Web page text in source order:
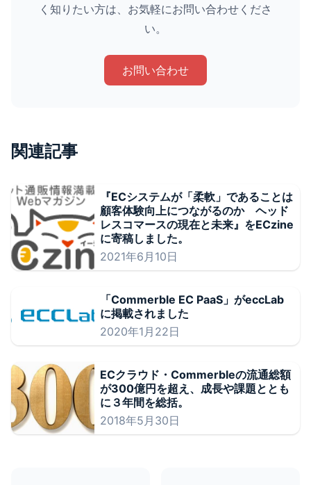
く知りたい方は、お気軽にお問い合わせくださ
い。
お問い合わせ
関連記事
『ECシステムが「柔軟」であることは
顧客体験向上につながるのか ヘッド
レスコマースの現在と未来』をECzine
に寄稿しました。
2021年6月10日
「Commerble EC PaaS」がeccLab
に掲載されました
2020年1月22日
ECクラウド・Commerbleの流通総額
が300億円を超え、成長や課題ととも
に３年間を総括。
2018年5月30日